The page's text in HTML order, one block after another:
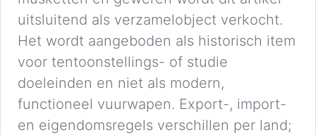
uitsluitend als verzamelobject verkocht.
Het wordt aangeboden als historisch item
voor tentoonstellings- of studie
doeleinden en niet als modern,
functioneel vuurwapen. Export-, import-
en eigendomsregels verschillen per land;